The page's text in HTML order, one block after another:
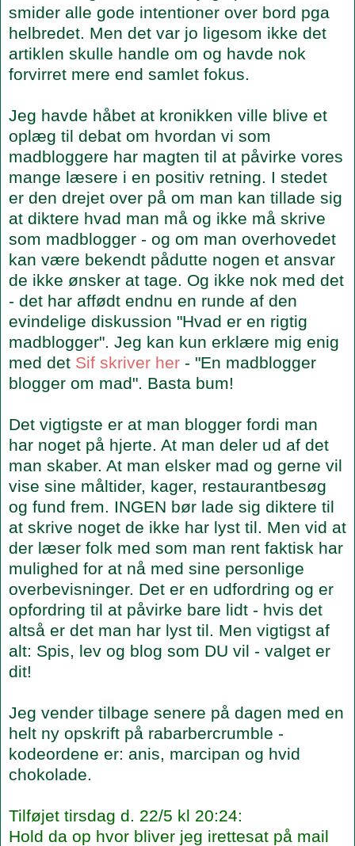
smider alle gode intentioner over bord pga
helbredet. Men det var jo ligesom ikke det
artiklen skulle handle om og havde nok
forvirret mere end samlet fokus.
Jeg havde håbet at kronikken ville blive et
oplæg til debat om hvordan vi som
madbloggere har magten til at påvirke vores
mange læsere i en positiv retning. I stedet
er den drejet over på om man kan tillade sig
at diktere hvad man må og ikke må skrive
som madblogger - og om man overhovedet
kan være bekendt pådutte nogen et ansvar
de ikke ønsker at tage. Og ikke nok med det
- det har affødt endnu en runde af den
evindelige diskussion "Hvad er en rigtig
madblogger". Jeg kan kun erklære mig enig
med det Sif skriver her - "En madblogger
blogger om mad". Basta bum!
Det vigtigste er at man blogger fordi man
har noget på hjerte. At man deler ud af det
man skaber. At man elsker mad og gerne vil
vise sine måltider, kager, restaurantbesøg
og fund frem. INGEN bør lade sig diktere til
at skrive noget de ikke har lyst til. Men vid at
der læser folk med som man rent faktisk har
mulighed for at nå med sine personlige
overbevisninger. Det er en udfordring og er
opfordring til at påvirke bare lidt - hvis det
altså er det man har lyst til. Men vigtigst af
alt: Spis, lev og blog som DU vil - valget er
dit!
Jeg vender tilbage senere på dagen med en
helt ny opskrift på rabarbercrumble -
kodeordene er: anis, marcipan og hvid
chokolade.
Tilføjet tirsdag d. 22/5 kl 20:24:
Hold da op hvor bliver jeg irettesat på mail